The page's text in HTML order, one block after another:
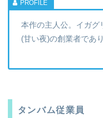
本作の主人公。イガグ
(甘い夜)の創業者であ
タンバム従業員